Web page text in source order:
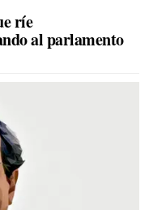
ríe
al parlamento